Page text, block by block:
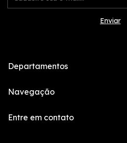
Departamentos
Navegação
Entre em contato